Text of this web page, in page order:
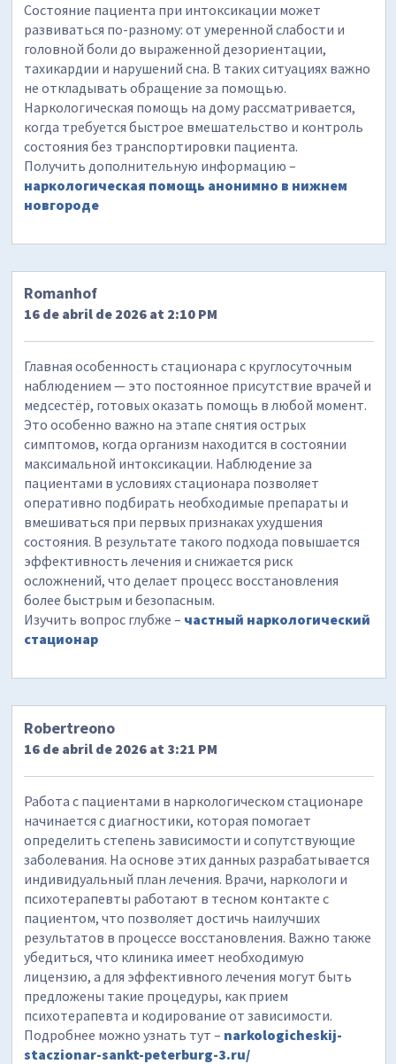
Состояние пациента при интоксикации может
развиваться по-разному: от умеренной слабости и
головной боли до выраженной дезориентации,
тахикардии и нарушений сна. В таких ситуациях важно
не откладывать обращение за помощью.
Наркологическая помощь на дому рассматривается,
когда требуется быстрое вмешательство и контроль
состояния без транспортировки пациента.
Получить дополнительную информацию –
наркологическая помощь анонимно в нижнем
новгороде
Romanhof
16 de abril de 2026 at 2:10 PM
Главная особенность стационара с круглосуточным
наблюдением — это постоянное присутствие врачей и
медсестёр, готовых оказать помощь в любой момент.
Это особенно важно на этапе снятия острых
симптомов, когда организм находится в состоянии
максимальной интоксикации. Наблюдение за
пациентами в условиях стационара позволяет
оперативно подбирать необходимые препараты и
вмешиваться при первых признаках ухудшения
состояния. В результате такого подхода повышается
эффективность лечения и снижается риск
осложнений, что делает процесс восстановления
более быстрым и безопасным.
Изучить вопрос глубже – частный наркологический
стационар
Robertreono
16 de abril de 2026 at 3:21 PM
Работа с пациентами в наркологическом стационаре
начинается с диагностики, которая помогает
определить степень зависимости и сопутствующие
заболевания. На основе этих данных разрабатывается
индивидуальный план лечения. Врачи, наркологи и
психотерапевты работают в тесном контакте с
пациентом, что позволяет достичь наилучших
результатов в процессе восстановления. Важно также
убедиться, что клиника имеет необходимую
лицензию, а для эффективного лечения могут быть
предложены такие процедуры, как прием
психотерапевта и кодирование от зависимости.
Подробнее можно узнать тут – narkologicheskij-
staczionar-sankt-peterburg-3.ru/